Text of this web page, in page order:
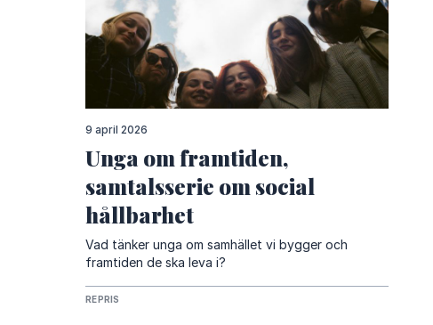
9 april 2026
Unga om framtiden,
samtalsserie om social
hållbarhet
Vad tänker unga om samhället vi bygger och
framtiden de ska leva i?
REPRIS